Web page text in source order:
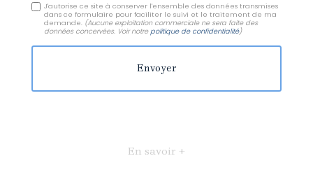
J'autorise ce site à conserver l'ensemble des données transmises
dans ce formulaire pour faciliter le suivi et le traitement de ma
demande. (Aucune exploitation commerciale ne sera faite des
données concervées. Voir notrepolitique de confidentialité)
En savoir +